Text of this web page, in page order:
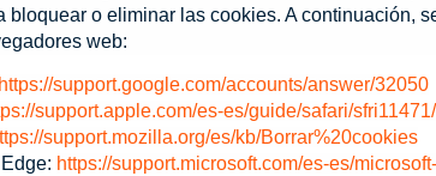
bloquear o eliminar las cookies. A continuación,
web:
https://support.google.com/accounts/answer/32050
support.apple.com/es-es/guide/safari/
support.mozilla.org/es/kb/Borrar%20cookies
https://support.microsoft.com/es-es/